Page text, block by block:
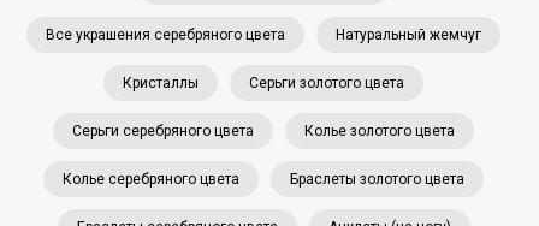
Все украшения серебряного цвета Натуральный жемчуг
Кристаллы Серьги золотого цвета
Серьги серебряного цвета Колье золотого цвета
Колье серебряного цвета Браслеты золотого цвета